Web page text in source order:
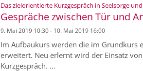
Das zielorientierte Kurzgespräch in Seelsorge
Gespräche zwischen Tür und
9. Mai 2019 10:30 - 10. Mai 2019 16:00
Im Aufbaukurs werden die im Grundkurs
erweitert. Neu erlernt wird der Einsatz
Kurzgespräch. ...